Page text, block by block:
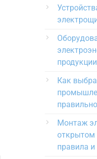
Как
правильно
Монтаж
открытом
правила и